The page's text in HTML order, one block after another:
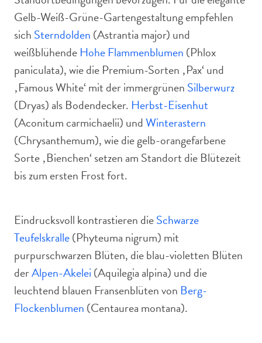
Gelb-Weiß-Grüne-Gartengestaltung empfehlen
sich Sterndolden (Astrantia major) und
weißblühende Hohe Flammenblumen (Phlox
paniculata), wie die Premium-Sorten ‚Pax‘ und
‚Famous White‘ mit der immergrünen Silberwurz
(Dryas) als Bodendecker. Herbst-Eisenhut
(Aconitum carmichaelii) undWinterastern
(Chrysanthemum), wie die gelb-orangefarbene
Sorte ‚Bienchen‘ setzen am Standort die Blütezeit
bis zum ersten Frost fort.
Eindrucksvoll kontrastieren dieSchwarze
Teufelskralle(Phyteuma nigrum) mit
purpurschwarzen Blüten, die blau-violetten Blüten
derAlpen-Akelei (Aquilegia alpina) und die
leuchtend blauen Fransenblüten von Berg-
Flockenblumen (Centaurea montana).